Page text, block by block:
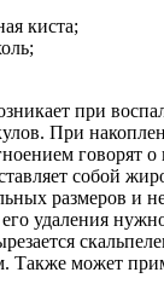
киста;
при
При
говорят
собой
размеров и
удаления
Также может